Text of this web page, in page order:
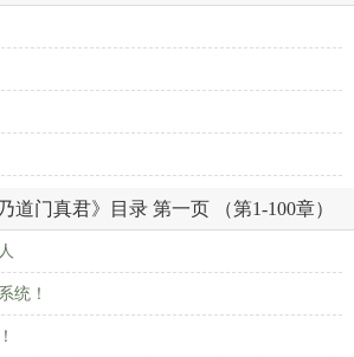
道门真君》目录 第一页 （第1-100章）
统！